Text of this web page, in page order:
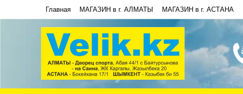
Главная МАГАЗИН в г. АЛМАТЫ МАГАЗИН в г. АСТАНА